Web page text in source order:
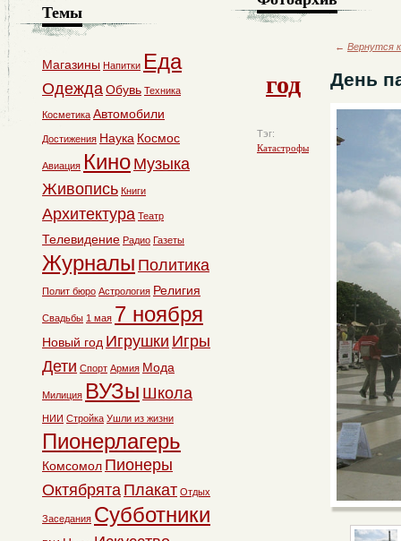
год
Тэг:
Катастрофы
← Вернутся
День
Темы
Магазины Напитки Еда
ОдеждаОбувь Техника
Косметика Автомобили
Достижения Наука Космос
Авиация Кино Музыка
Живопись Книги
Архитектура Театр
Телевидение Радио Газеты
Журналы Политика
Полит бюро Астрология Религия
Свадьбы 1 мая 7 ноября
Новый год Игрушки Игры
Дети Спорт Армия Мода
Милиция ВУЗы Школа
НИИ Стройка Ушли из жизни
Пионерлагерь
Комсомол Пионеры
Октябрята Плакат Отдых
Заседания Субботники